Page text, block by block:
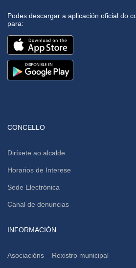
Podes descargar a aplicación oficial do
para:
CONCELLO
Diríxete ao alcalde
Horarios de Interese
Sede Electrónica
Canal de denuncias
INFORMACIÓN
Asociacións – Rexistro municipal